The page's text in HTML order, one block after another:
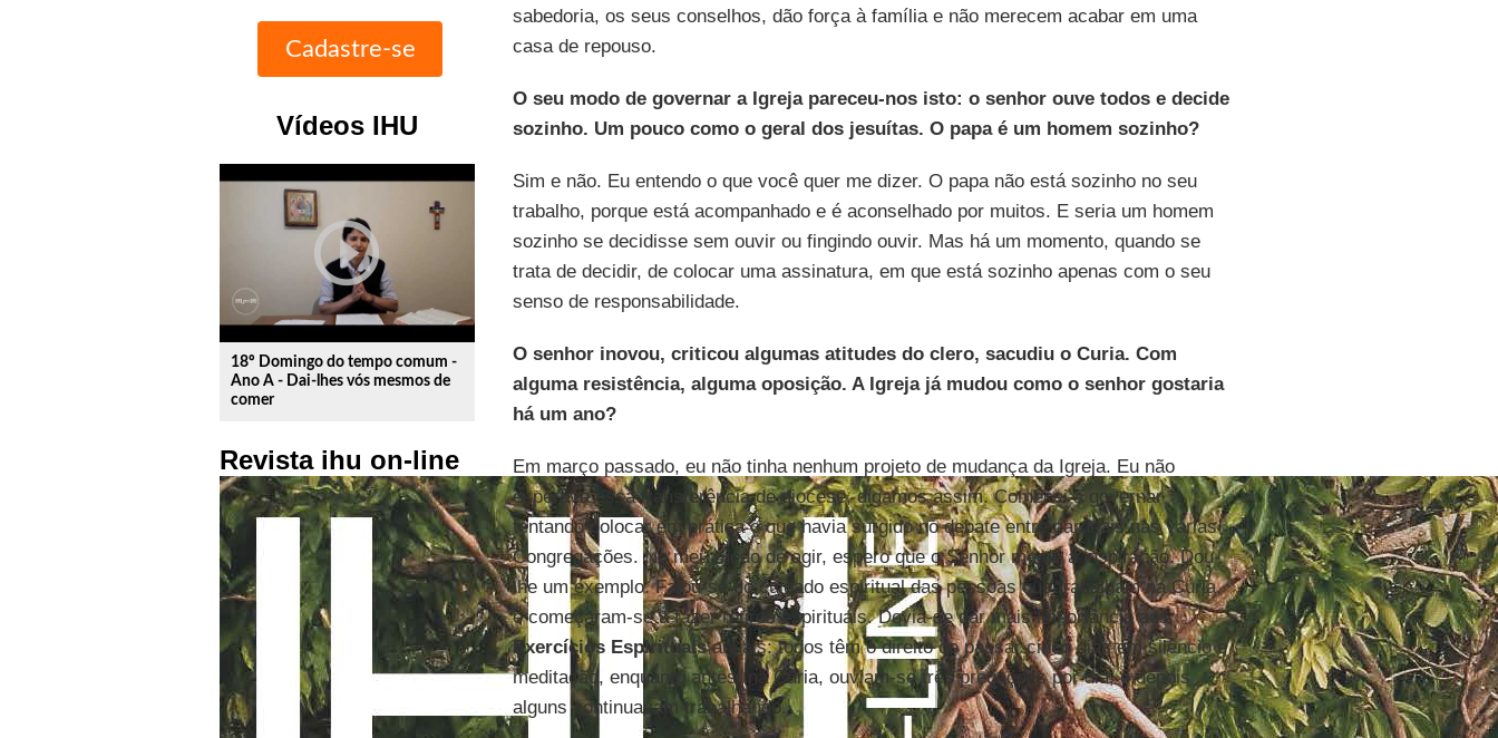
Vídeos IHU
play_circle_outline
18º Domingo do tempo comum -
Ano A - Dai-lhes vós mesmos de
comer
Revista ihu on-line
sabedoria, os seus conselhos, dão força à família e não merecem acabar em uma
casa de repouso.
O seu modo de governar a Igreja pareceu-nos isto: o senhor ouve todos e decide
sozinho. Um pouco como o geral dos jesuítas. O papa é um homem sozinho?
Sim e não. Eu entendo o que você quer me dizer. O papa não está sozinho no seu
trabalho, porque está acompanhado e é aconselhado por muitos. E seria um homem
sozinho se decidisse sem ouvir ou fingindo ouvir. Mas há um momento, quando se
trata de decidir, de colocar uma assinatura, em que está sozinho apenas com o seu
senso de responsabilidade.
O senhor inovou, criticou algumas atitudes do clero, sacudiu o Curia. Com
alguma resistência, alguma oposição. A Igreja já mudou como o senhor gostaria
há um ano?
Em março passado, eu não tinha nenhum projeto de mudança da Igreja. Eu não
esperava essa transferência de diocese, digamos assim. Comecei a governar
tentando colocar em prática o que havia surgido no debate entre cardeais nas várias
Congregações. No meu modo de agir, espero que o Senhor me dê a inspiração. Dou-
lhe um exemplo. Falou-se do cuidado espiritual das pessoas que trabalham na Cúria,
e começaram-se a fazer retiros espirituais. Devia-se dar mais importância aos
Exercícios Espirituaisanuais: todos têm o direito de passar cinco dias em silêncio e
meditação, enquanto antes, na Cúria, ouviam-se três pregações por dia, e depois
alguns continuavam trabalhando.